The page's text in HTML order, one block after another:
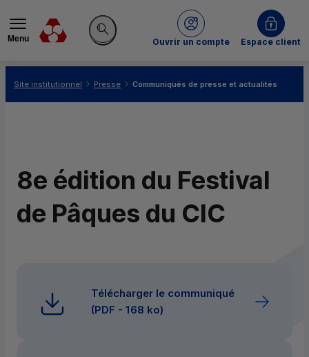
Menu
Rechercher sur le site
Ouvrir un compte
du Crédit MutuelEspace client
Site institutionnel Presse Communiqués de presse et actualités
8e édition du Festival
de Pâques du CIC
Télécharger le communiqué
(PDF - 168 ko)